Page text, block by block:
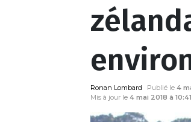
Ronan Lombard Publié le 4
Mis à jour le 4 mai 2018 à 10:41